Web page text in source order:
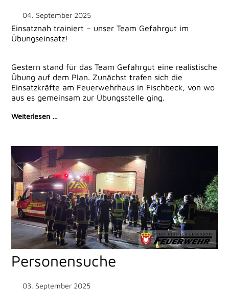
04. September 2025
Einsatznah trainiert – unser Team Gefahrgut im
Übungseinsatz!
Gestern stand für das Team Gefahrgut eine realistische
Übung auf dem Plan. Zunächst trafen sich die
Einsatzkräfte am Feuerwehrhaus in Fischbeck, von wo
aus es gemeinsam zur Übungsstelle ging.
Weiterlesen …
Personensuche
03. September 2025